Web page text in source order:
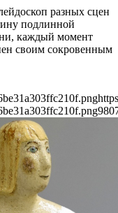
разных сцен
подлинной
каждый момент
своим сокровенным
980